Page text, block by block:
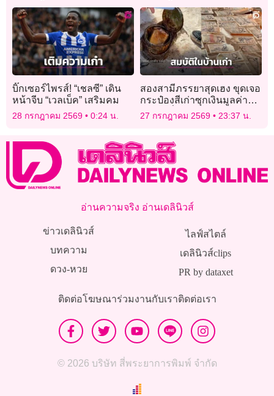
บิ๊กเซอร์ไพรส์! “เชลซี” เดิน
หน้าจีบ “เวลเบ็ค” เสริมคม
28 กรกฎาคม 2569 0:24 น.
สองสามีภรรยาสุดเฮง ขุดเจอ
กระป๋องสีเก่าซุกเงินมูลค่า
เฉียดครึ่งแสน
27 กรกฎาคม 2569 23:37 น.
อ่านความจริง อ่านเดลินิวส์
ข่าวเดลินิวส์
บทความ
ดวง-หวย
ไลฟ์สไตล์
เดลินิวส์clips
PR by dataxet
ติดต่อโฆษณาร่วมงานกับเราติดต่อเรา
© 2026 บริษัท สี่พระยาการพิมพ์ จำกัด